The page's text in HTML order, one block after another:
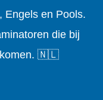
Engels en Pools.
die bij
komen. 🇳🇱